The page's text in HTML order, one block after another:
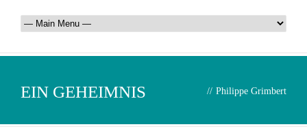
EIN GEHEIMNIS // Philippe Grimbert